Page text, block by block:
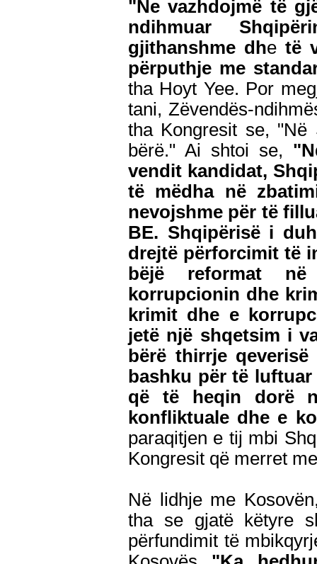
"Ne vazhdojmë të
ndihmuar
gjithanshme dhe të
përputhje me
tha Hoyt Yee. Por
tani, Zëvendës-
tha Kongresit se, "Në
bërë." Ai shtoi se,
vendit kandidat,
të mëdha në
nevojshme për të
BE. Shqipërisë i
drejtë përforcimit të
bëjë reformat
korrupcionin dhe
krimit dhe e
jetë një shqetsim i
bërë thirrje
bashku për të
që të heqin dorë
konfliktuale dhe e
paraqitjen e tij mbi
Kongresit që merret
Në lidhje me
tha se gjatë këtyre
përfundimit të